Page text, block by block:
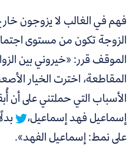
فهم في الغالب لا يزوجون خارج
الزوجة تكون من مستوى
الموقف قرر:«خيروني بين
المقاطعة، اخترت الخيار
الأسباب التي حملتني على أن
إسماعيل فهد إسماعيل،
على نمط: إسماعيل الفهد».